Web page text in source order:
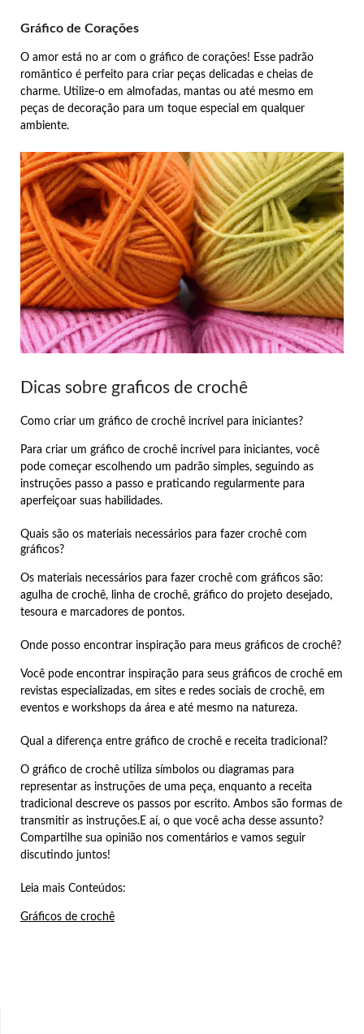
Gráfico de Corações
O amor está no ar com o gráfico de corações! Esse padrão
romântico é perfeito para criar peças delicadas e cheias de
charme. Utilize-o em almofadas, mantas ou até mesmo em
peças de decoração para um toque especial em qualquer
ambiente.
Dicas sobre graficos de crochê
Como criar um gráfico de crochê incrível para iniciantes?
Para criar um gráfico de crochê incrível para iniciantes, você
pode começar escolhendo um padrão simples, seguindo as
instruções passo a passo e praticando regularmente para
aperfeiçoar suas habilidades.
Quais são os materiais necessários para fazer crochê com
gráficos?
Os materiais necessários para fazer crochê com gráficos são:
agulha de crochê, linha de crochê, gráfico do projeto desejado,
tesoura e marcadores de pontos.
Onde posso encontrar inspiração para meus gráficos de crochê?
Você pode encontrar inspiração para seus gráficos de crochê em
revistas especializadas, em sites e redes sociais de crochê, em
eventos e workshops da área e até mesmo na natureza.
Qual a diferença entre gráfico de crochê e receita tradicional?
O gráfico de crochê utiliza símbolos ou diagramas para
representar as instruções de uma peça, enquanto a receita
tradicional descreve os passos por escrito. Ambos são formas de
transmitir as instruções.E aí, o que você acha desse assunto?
Compartilhe sua opinião nos comentários e vamos seguir
discutindo juntos!
Leia mais Conteúdos:
Gráficos de crochê